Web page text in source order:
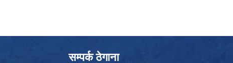
सम्पर्क ठेगाना